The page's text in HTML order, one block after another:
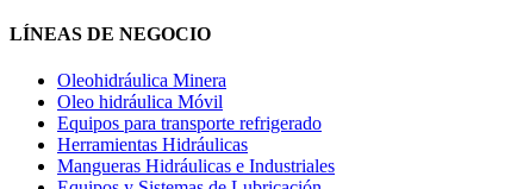
LÍNEAS DE NEGOCIO
Oleohidráulica Minera
Oleo hidráulica Móvil
Equipos para transporte refrigerado
Herramientas Hidráulicas
Mangueras Hidráulicas e Industriales